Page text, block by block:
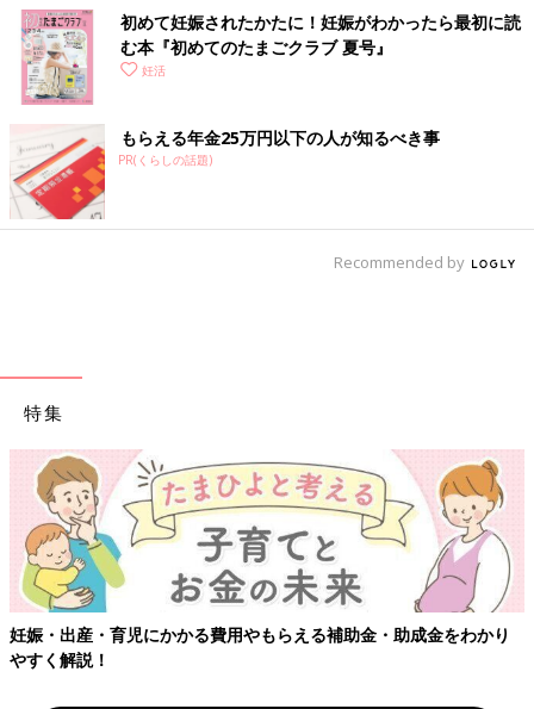
初めて妊娠されたかたに！妊娠がわかったら最初に読
む本『初めてのたまごクラブ 夏号』
妊活
もらえる年金25万円以下の人が知るべき事
PR(くらしの話題)
Recommended by
特集
妊娠・出産・育児にかかる費用やもらえる補助金・助成金をわかり
やすく解説！